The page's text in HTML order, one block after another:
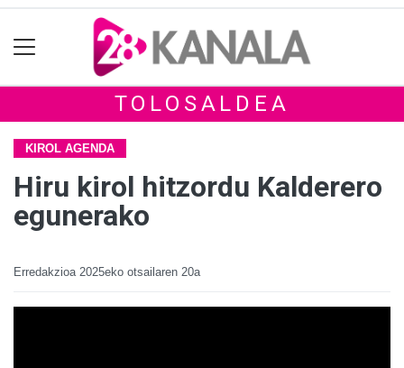
TOLOSALDEA
KIROL AGENDA
Hiru kirol hitzordu Kalderero
egunerako
Erredakzioa 2025eko otsailaren 20a